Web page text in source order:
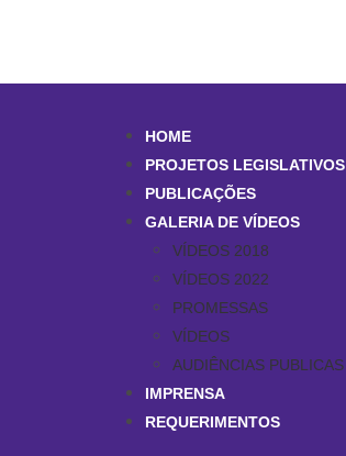
HOME
PROJETOS LEGISLATIVOS
PUBLICAÇÕES
GALERIA DE VÍDEOS
VÍDEOS 2018
VÍDEOS 2022
PROMESSAS
VÍDEOS
AUDIÊNCIAS PUBLICAS
IMPRENSA
REQUERIMENTOS